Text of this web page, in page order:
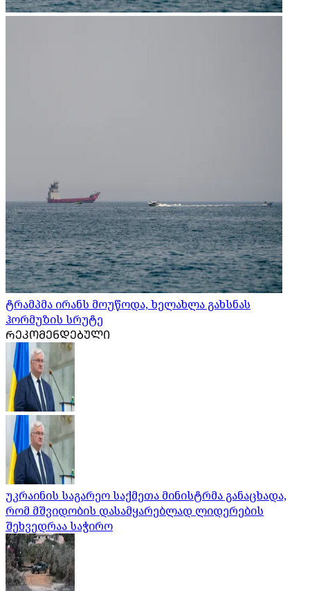
ტრამპმა ირანს მოუწოდა, ხელახლა გახსნას
ჰორმუზის სრუტე
ᲠᲔᲙᲝᲛᲔᲜᲓᲔᲑᲣᲚᲘ
უკრაინის საგარეო საქმეთა მინისტრმა განაცხადა,
რომ მშვიდობის დასამყარებლად ლიდერების
შეხვედრაა საჭირო